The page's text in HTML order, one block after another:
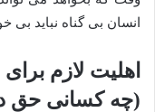
انسان بی گناه نباید
اهلیت لازم
(چه کسانی حق